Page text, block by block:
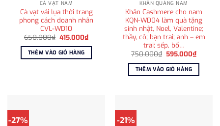
CÀ VẠT NAM
Cà vạt vải lụa thời trang
phong cách doanh nhân
CVL-WD10
650.000₫ Giá
là:
650.000₫.
415.000₫Giá
hiện
tại
415.000₫.
THÊM VÀO GIỎ HÀNG
KHĂN QUÀNG NAM
Khăn Cashmere cho nam
KQN-WD04 làm quà tặng
sinh nhật, Noel, Valentine;
thầy, cô; bạn trai; anh – em
trai; sếp, bố…
750.000₫ Giá
là:
750.000₫.
595.000₫Giá
hiện
tại
THÊM VÀO GIỎ HÀNG
-27% -21%